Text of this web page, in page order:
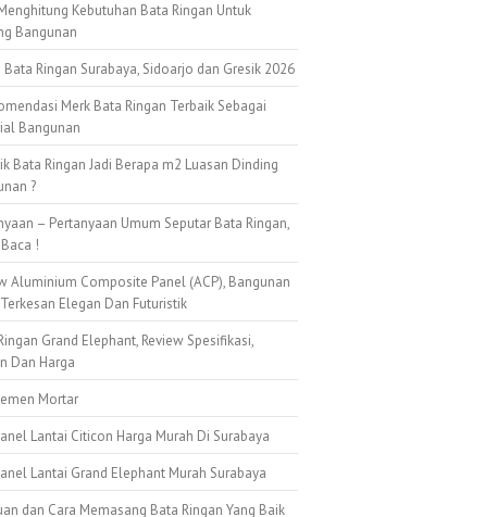
Kebutuhan Bata Ringan Untuk
Bangunan
Bata Ringan Surabaya, Sidoarjo dan Gresik 2026
Merk Bata Ringan Terbaik Sebagai
Bangunan
Bata Ringan Jadi Berapa m2 Luasan Dinding
?
– Pertanyaan Umum Seputar Bata Ringan,
!
Aluminium Composite Panel (ACP), Bangunan
Elegan Dan Futuristik
Grand Elephant, Review Spesifikasi,
Dan Harga
Mortar
Lantai Citicon Harga Murah Di Surabaya
Lantai Grand Elephant Murah Surabaya
dan Cara Memasang Bata Ringan Yang Baik